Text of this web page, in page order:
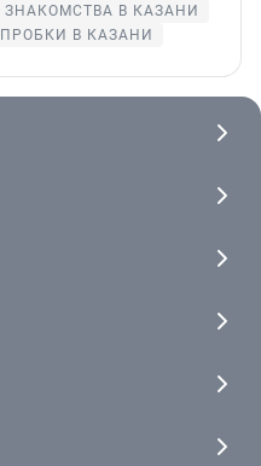
ЗНАКОМСТВА В КАЗАНИ
ПРОБКИ В КАЗАНИ